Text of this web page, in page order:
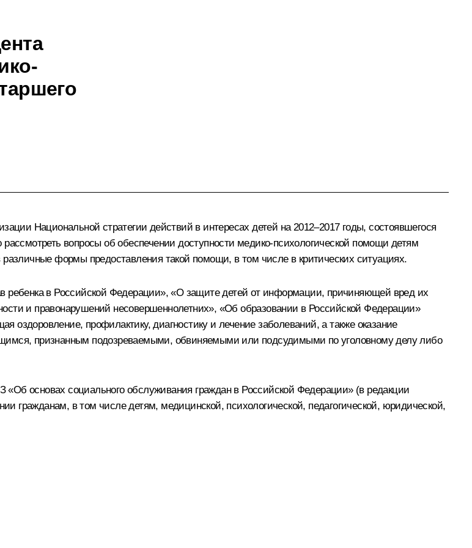
Национальной стратегии действий в интересах детей на 2012–2017 годы, состоявшегося
вопросы об обеспечении доступности медико-психологической помощи детям
формы предоставления такой помощи, в том числе в критических ситуациях.
ребенка в Российской Федерации», «О защите детей от информации, причиняющей вред их
и правонарушений несовершеннолетних», «Об образовании в Российской Федерации»
профилактику, диагностику и лечение заболеваний, а также оказание
признанным подозреваемыми, обвиняемыми или подсудимыми по уголовному делу либо
основах социального обслуживания граждан в Российской Федерации» (в редакции
гражданам, в том числе детям, медицинской, психологической, педагогической, юридической,